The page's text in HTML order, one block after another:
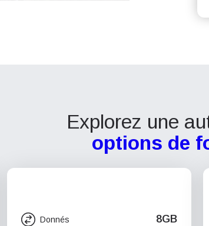
Explorez une
options de
Donnés 8GB